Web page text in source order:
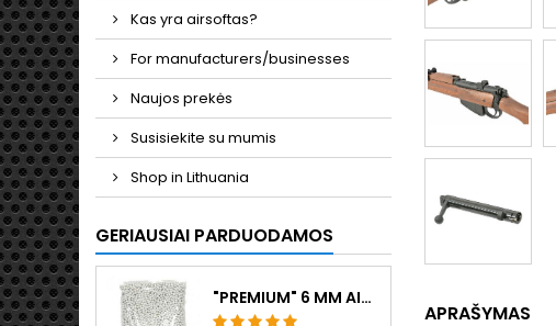
Kas yra airsoftas?
For manufacturers/businesses
Naujos prekės
Susisiekite su mumis
Shop in Lithuania
GERIAUSIAI PARDUODAMOS
"PREMIUM" 6 MM AIRSOFT ŠRATAI 0,20 G - 1000 ŠOVINIŲ, BE UŽSTRIGIMO, ŠAUDYMAS TIESIAI
APRAŠYMAS